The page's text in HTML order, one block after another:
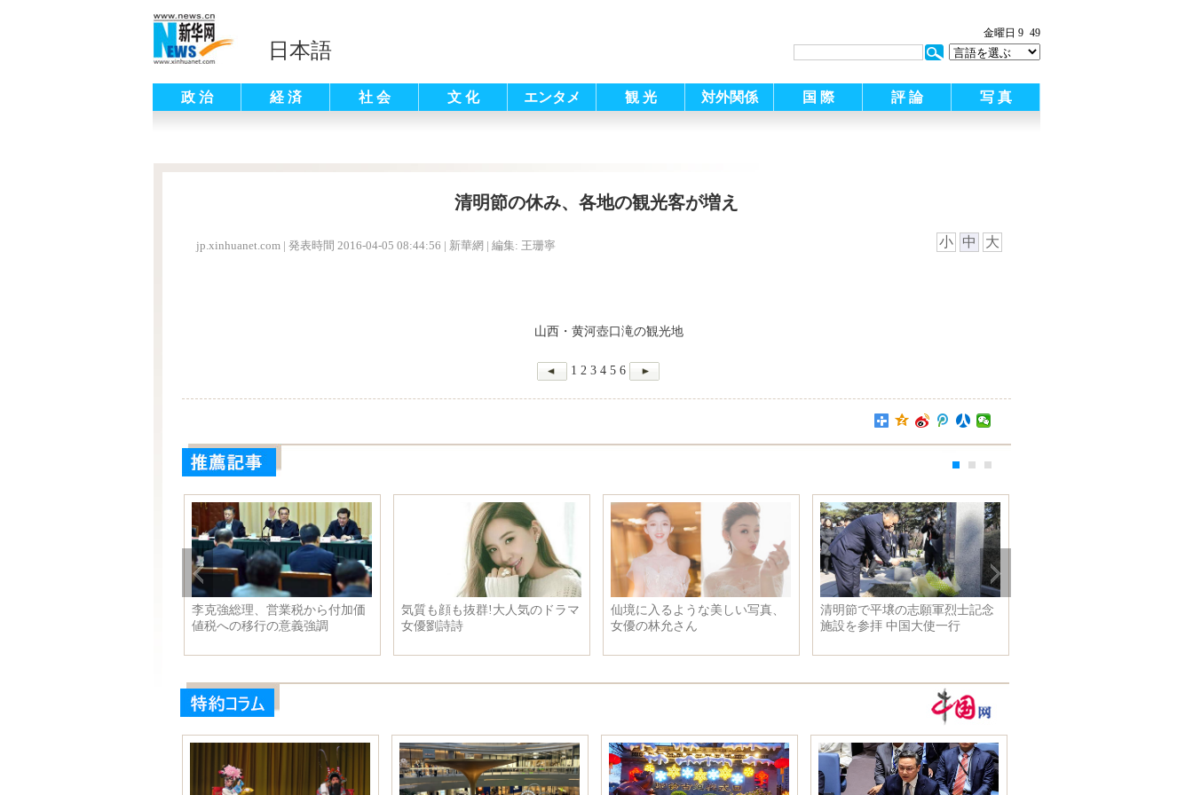
日本語
金曜日 9 49
政 治 経 済 社 会 文 化 エンタメ 観 光 対外関係 国 際 評 論 写 真
清明節の休み、各地の観光客が増え
jp.xinhuanet.com | 発表時間 2016-04-05 08:44:56 | 新華網 | 編集: 王珊寧 小 中 大
山西・黄河壺口滝の観光地
1 2 3 4 5 6
李克強総理、営業税から付加価
値税への移行の意義強調
気質も顔も抜群!大人気のドラマ
女優劉詩詩
仙境に入るような美しい写真、
女優の林允さん
清明節で平壌の志願軍烈士記念
施設を参拝 中国大使一行